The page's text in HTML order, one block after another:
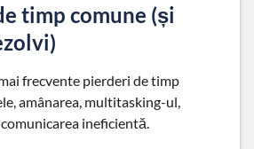
timp comune (și
frecvente pierderi de timp
amânarea, multitasking-ul,
ineficientă.